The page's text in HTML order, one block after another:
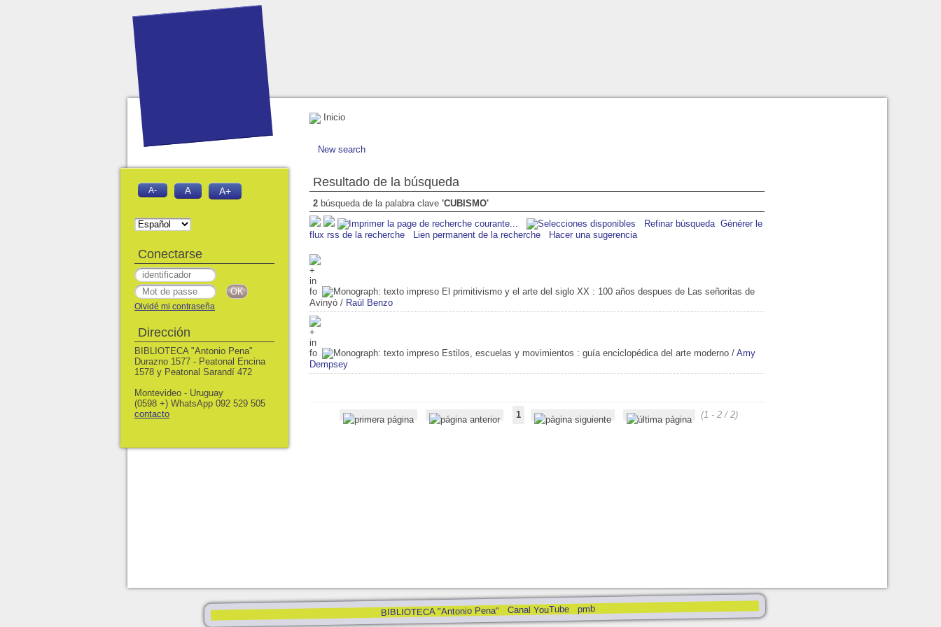
Inicio
New search
Resultado de la búsqueda
2 búsqueda de la palabra clave 'CUBISMO'
Refinar búsqueda Générer le
flux rss de la recherche
Lien permanent de la recherche Hacer una sugerencia
El primitivismo y el arte del siglo XX : 100 años despues de Las señoritas de
Avinyó / Raúl Benzo
Estilos, escuelas y movimientos : guía enciclopédica del arte moderno / Amy
Dempsey
1 (1 - 2 / 2)
BIBLIOTECA "Antonio Pena" Canal YouTube pmb
A- A A+
Conectarse
Olvidé mi contraseña
Dirección
BIBLIOTECA "Antonio Pena"
Durazno 1577 - Peatonal Encina
1578 y Peatonal Sarandí 472
Montevideo - Uruguay
(0598 +) WhatsApp 092 529 505
contacto